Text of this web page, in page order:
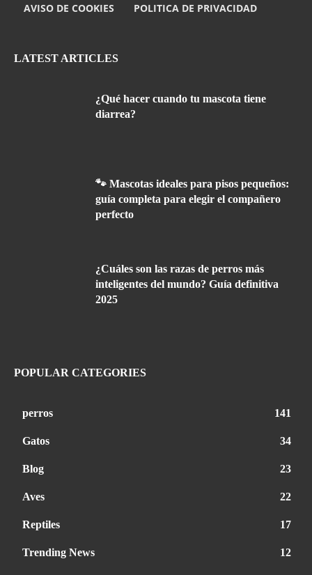
AVISO DE COOKIES POLITICA DE PRIVACIDAD
LATEST ARTICLES
¿Qué hacer cuando tu mascota tiene
diarrea?
🐾 Mascotas ideales para pisos pequeños:
guía completa para elegir el compañero
perfecto
¿Cuáles son las razas de perros más
inteligentes del mundo? Guía definitiva
2025
POPULAR CATEGORIES
perros 141
Gatos 34
Blog 23
Aves 22
Reptiles 17
Trending News 12